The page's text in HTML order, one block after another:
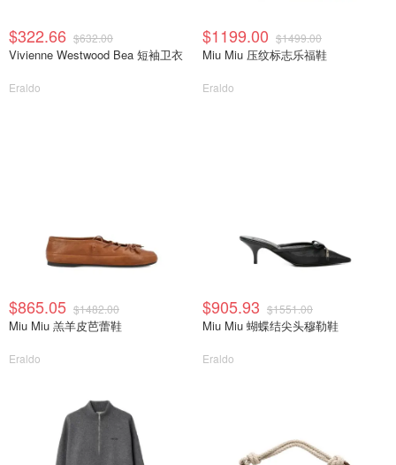
$322.66 $632.00
Vivienne Westwood Bea 短袖卫衣
Eraldo
$1199.00 $1499.00
Miu Miu 压纹标志乐福鞋
Eraldo
$865.05 $1482.00
Miu Miu 羔羊皮芭蕾鞋
Eraldo
$905.93 $1551.00
Miu Miu 蝴蝶结尖头穆勒鞋
Eraldo